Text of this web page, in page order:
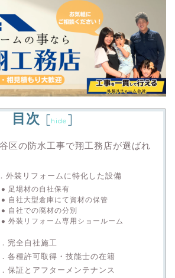
目次 [hide ]
区の防水工事で翔工務店が選ばれ
外装リフォームに特化した設備
足場材の自社保有
自社大型倉庫にて資材の保管
自社での廃材の分別
外装リフォーム専用ショールーム
完全自社施工
各種許可取得・技能士の在籍
保証とアフターメンテナンス